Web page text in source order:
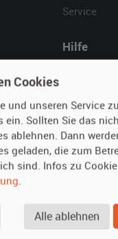
Service
Hilfe
Kontakt
–
Cookies
und unseren Service
ein. Sollten Sie das
ablehnen. Dann
geladen, die zum
sind. Infos zu
.
Alle ablehnen